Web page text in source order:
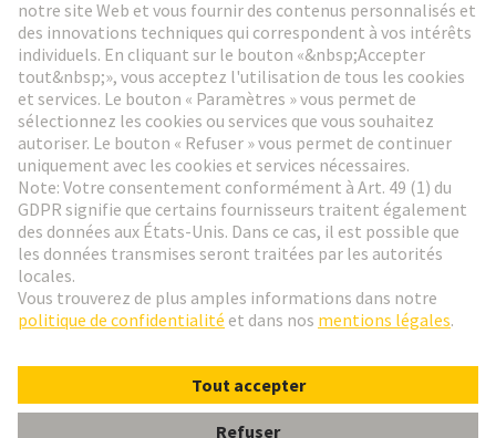
Aller à l'inscription
Social Media
France Français
© HARTING Technology Group